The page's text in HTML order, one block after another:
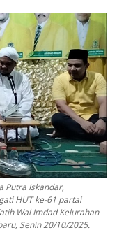
Putra Iskandar,
HUT ke-61 partai
Wal Imdad Kelurahan
Senin 20/10/2025.